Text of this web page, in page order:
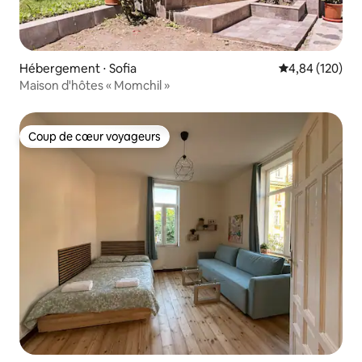
Hébergement ⋅ Sofia Évaluation
4,84 (120)
Maison d'hôtes « Momchil »
Coup de cœur voyageurs
Coup de cœur voyageurs